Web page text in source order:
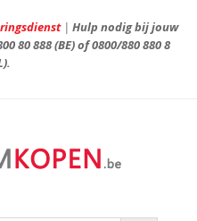
| Hulp nodig bij jouw
80 888(BE) of0800/880 880 8